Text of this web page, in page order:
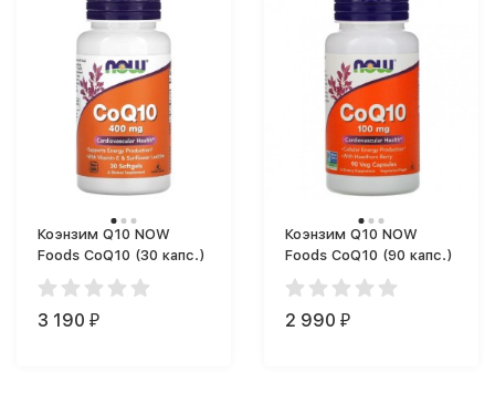
Коэнзим Q10 NOW
Foods CoQ10 (30 капс.)
3 190 ₽
Коэнзим Q10 NOW
Foods CoQ10 (90 капс.)
2 990 ₽